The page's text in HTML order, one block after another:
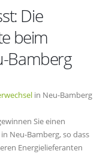
Die
beim
Bamberg
in Neu-Bamberg
Sie einen
Neu-Bamberg, so dass
Energielieferanten